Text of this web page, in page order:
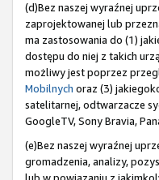
(d)Bez naszej wyraźnej
zaprojektowanej lub
ma zastosowania do (1)
dostępu do niej z takich
możliwy jest poprzez
Mobilnych oraz (3)
satelitarnej, odtwarzacze
GoogleTV, Sony Bravia,
(e)Bez naszej wyraźnej
gromadzenia, analizy,
lub w powiązaniu z